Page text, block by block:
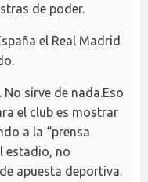
de poder.
el Real Madrid
sirve de nada.Eso
el club es mostrar
a la “prensa
estadio, no
apuesta deportiva.